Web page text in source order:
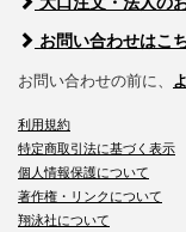
お問い合わせはこ
お問い合わせの前に、
利用規約
特定商取引法に基づく表示
個人情報保護について
著作権・リンクについて
翔泳社について